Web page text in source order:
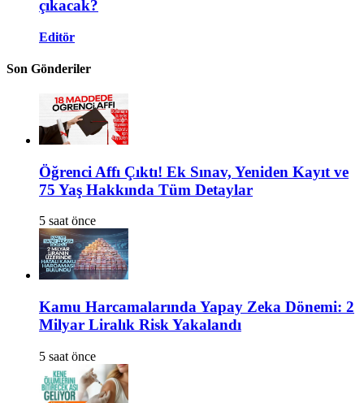
çıkacak?
Editör
Son Gönderiler
Öğrenci Affı Çıktı! Ek Sınav, Yeniden Kayıt ve
75 Yaş Hakkında Tüm Detaylar
5 saat önce
Kamu Harcamalarında Yapay Zeka Dönemi: 2
Milyar Liralık Risk Yakalandı
5 saat önce